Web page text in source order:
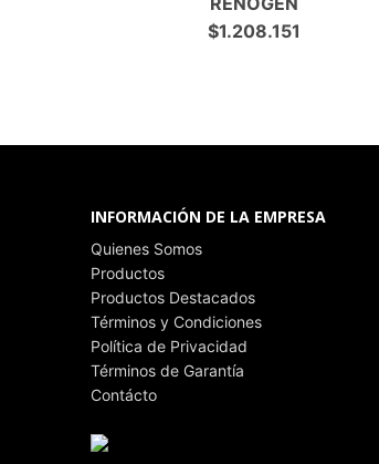
$1.208.151
INFORMACIÓN DE LA EMPRESA
Quienes Somos
Productos
Productos Destacados
Términos y Condiciones
Política de Privacidad
Términos de Garantía
Contácto